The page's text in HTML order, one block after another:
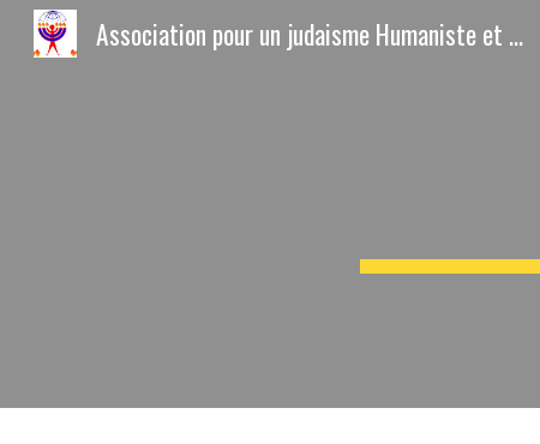
Association pour un judaisme Humaniste et Laique